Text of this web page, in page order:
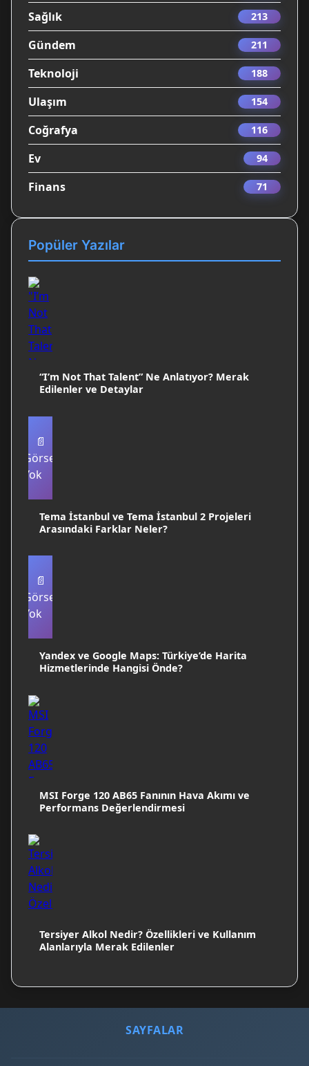
Sağlık 213
Gündem 211
Teknoloji 188
Ulaşım 154
Coğrafya 116
Ev 94
Finans 71
Popüler Yazılar
“I’m Not That Talent” Ne Anlatıyor? Merak
Edilenler ve Detaylar
📄
Görsel
Yok
Tema İstanbul ve Tema İstanbul 2 Projeleri
Arasındaki Farklar Neler?
📄
Görsel
Yok
Yandex ve Google Maps: Türkiye’de Harita
Hizmetlerinde Hangisi Önde?
MSI Forge 120 AB65 Fanının Hava Akımı ve
Performans Değerlendirmesi
Tersiyer Alkol Nedir? Özellikleri ve Kullanım
Alanlarıyla Merak Edilenler
SAYFALAR